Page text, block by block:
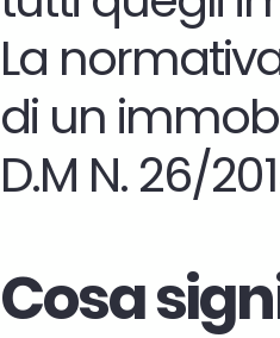
La
di un
D.M N. 26/
Cosa